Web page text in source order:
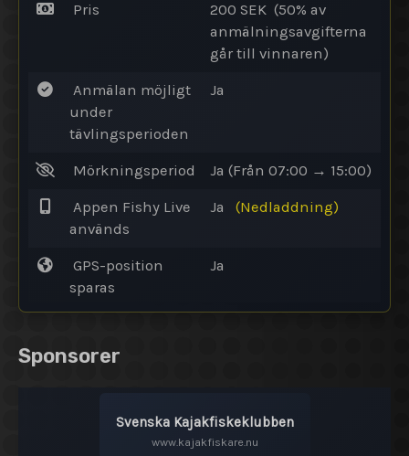
Pris
200 SEK (50% av
anmälningsavgifterna
går till vinnaren)
Anmälan möjligt
under
tävlingsperioden
Ja
Mörkningsperiod Ja (Från 07:00 → 15:00)
Appen Fishy Live
används
Ja (Nedladdning)
GPS-position
sparas
Ja
Sponsorer
Svenska Kajakfiskeklubben
www.kajakfiskare.nu